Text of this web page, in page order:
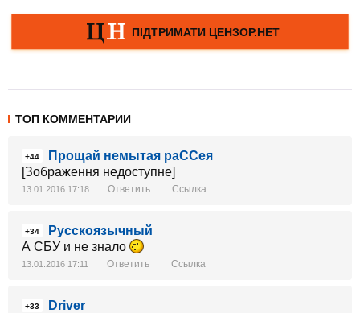
ТОП КОММЕНТАРИИ
+44
Прощай немытая раССея
[Зображення недоступне]
13.01.2016 17:18 Ответить Ссылка
+34
Русскоязычный
А СБУ и не знало
13.01.2016 17:11 Ответить Ссылка
+33
Driver